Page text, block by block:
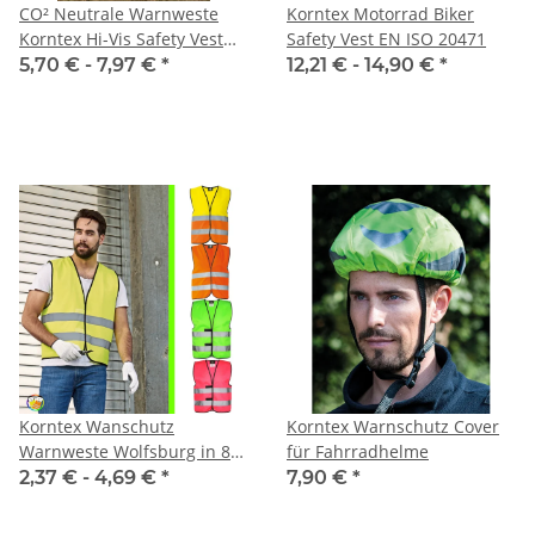
CO² Neutrale Warnweste
Korntex Hi-Vis Safety Vest
Paris
5,70 € - 7,97 € *
Korntex Motorrad Biker
Safety Vest EN ISO 20471
12,21 € - 14,90 € *
Korntex Wanschutz
Warnweste Wolfsburg in 8
Grössen
2,37 € - 4,69 € *
Korntex Warnschutz Cover
für Fahrradhelme
7,90 € *